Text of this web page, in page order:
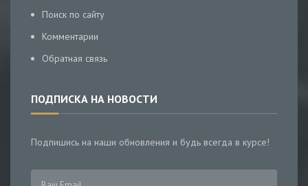
Поиск по сайту
Комментарии
Обратная связь
ПОДПИСКА НА НОВОСТИ
Подпишись на наши обновления и будь всегда в курсе!